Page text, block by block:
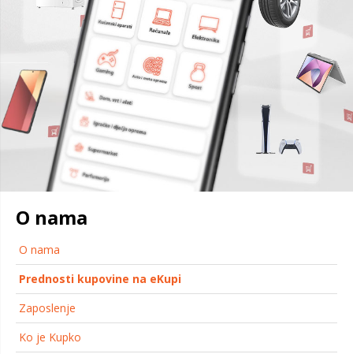
O nama
O nama
Prednosti kupovine na eKupi
Zaposlenje
Ko je Kupko